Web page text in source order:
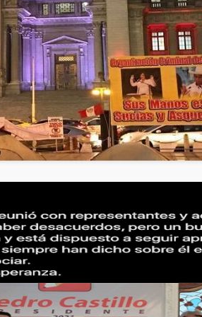
POLÍTICA
gestión en IRTP